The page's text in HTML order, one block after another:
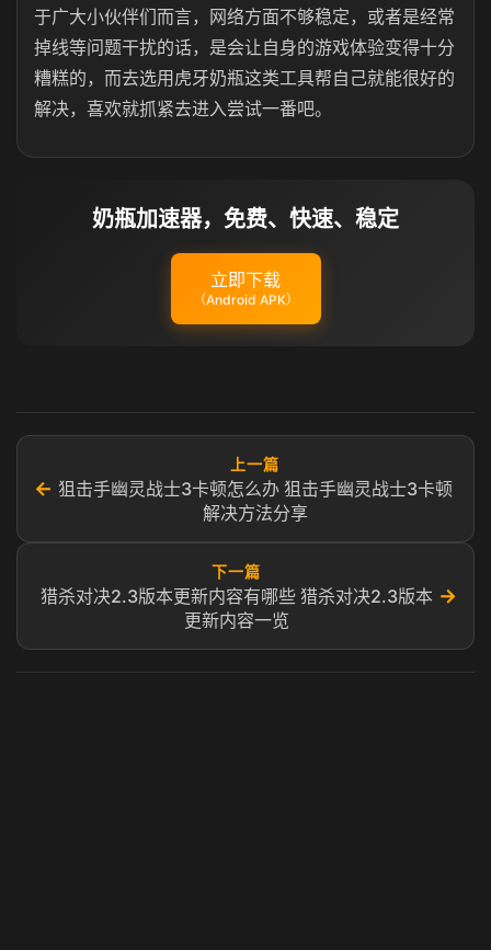
于广大小伙伴们而言，网络方面不够稳定，或者是经常
掉线等问题干扰的话，是会让自身的游戏体验变得十分
糟糕的，而去选用虎牙奶瓶这类工具帮自己就能很好的
解决，喜欢就抓紧去进入尝试一番吧。
奶瓶加速器，免费、快速、稳定
立即下载
（Android APK）
←
上一篇
狙击手幽灵战士3卡顿怎么办 狙击手幽灵战士3卡顿
解决方法分享
下一篇
猎杀对决2.3版本更新内容有哪些 猎杀对决2.3版本
更新内容一览
→